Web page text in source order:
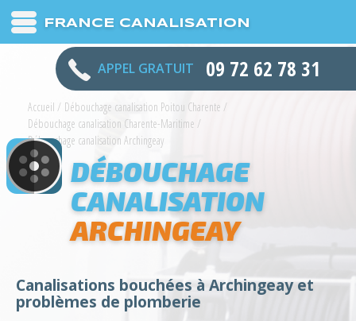
FRANCE CANALISATION
APPEL GRATUIT 09 72 62 78 31
Accueil / Débouchage canalisation Poitou Charente /
Débouchage canalisation Charente-Maritime /
Débouchage canalisation Archingeay
DÉBOUCHAGE
CANALISATION
ARCHINGEAY
Canalisations bouchées à Archingeay et
problèmes de plomberie